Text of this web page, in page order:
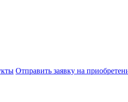
Отправить заявку на